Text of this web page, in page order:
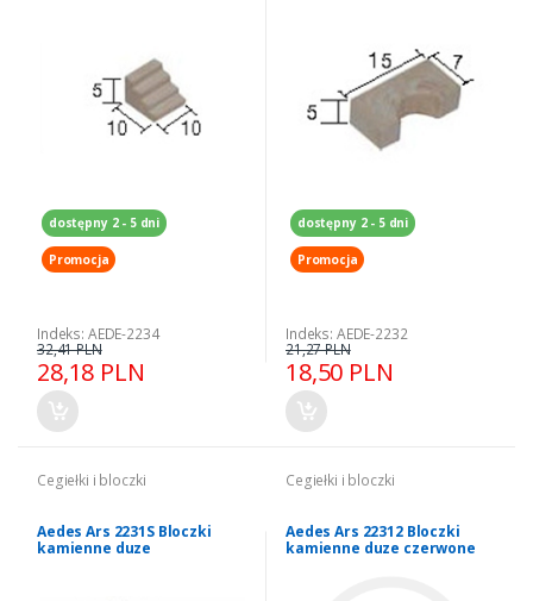
dostępny 2 - 5 dni
Promocja
Indeks: AEDE-2234
28,18 PLN
32,41 PLN
dostępny 2 - 5 dni
Promocja
Indeks: AEDE-2232
18,50 PLN
21,27 PLN
Cegiełki i bloczki
Aedes Ars 2231S Bloczki
kamienne duze
Cegiełki i bloczki
Aedes Ars 22312 Bloczki
kamienne duze czerwone